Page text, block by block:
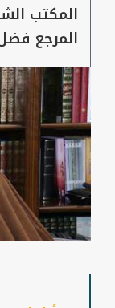
المكتب
المرجع